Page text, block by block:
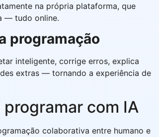
na própria plataforma, que
— tudo online.
programação
inteligente, corrige erros, explica
extras — tornando a experiência de
com IA
colaborativa entre humano e